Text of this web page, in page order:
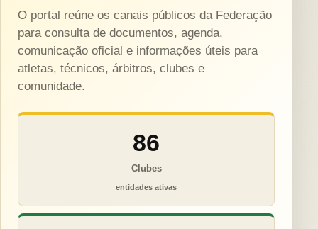
O portal reúne os canais públicos da Federação
para consulta de documentos, agenda,
comunicação oficial e informações úteis para
atletas, técnicos, árbitros, clubes e
comunidade.
86
Clubes
entidades ativas